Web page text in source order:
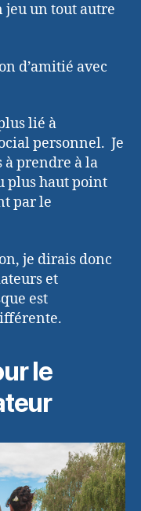
jeu un tout autre
d’amitié avec
lié à
personnel. Je
à prendre à la
plus haut point
par le
je dirais donc
et
est
le